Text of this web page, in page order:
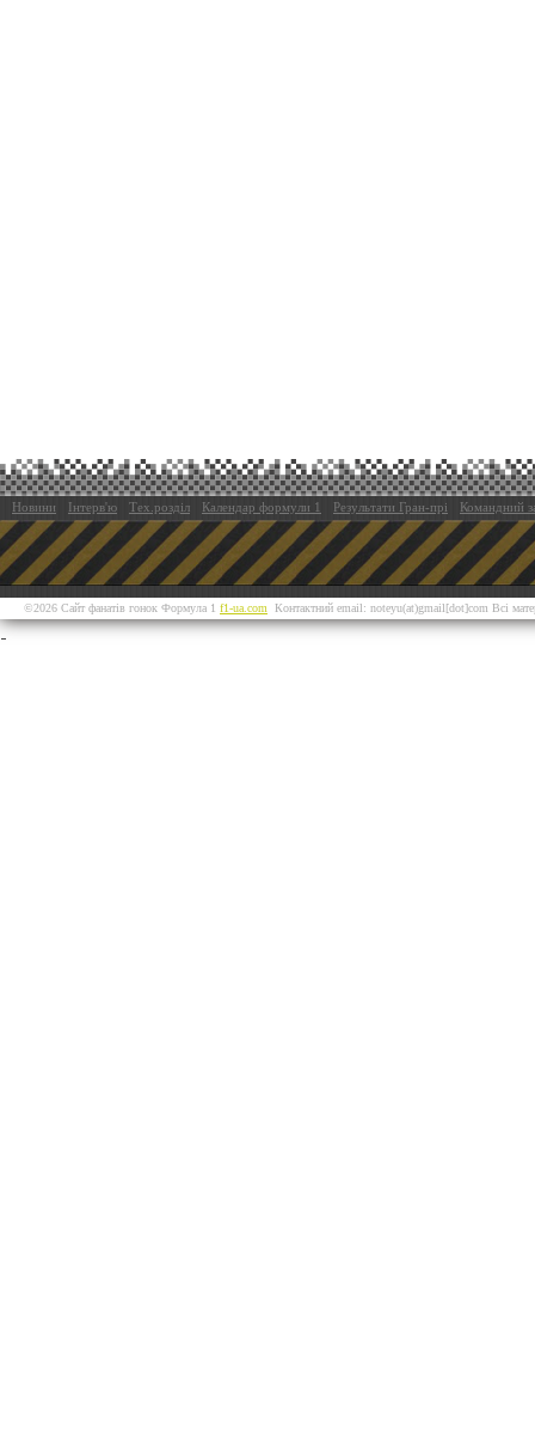
Новини Інтерв'ю Тех.розділ Календар формули 1 Результати Гран-прі Командний
©2026 Сайт фанатів гонок Формула 1 f1-ua.com Контактний email: noteyu(at)gmail[dot]com Всі